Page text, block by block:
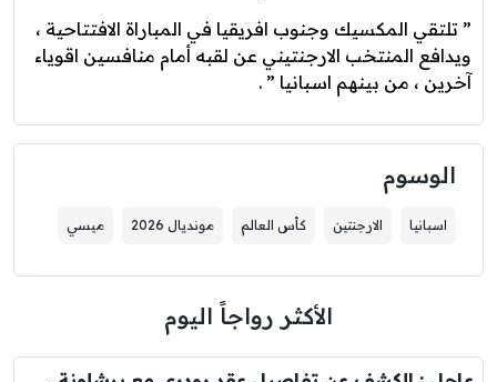
” تلتقي المكسيك وجنوب افريقيا في المباراة الافتتاحية ،
ويدافع المنتخب الارجنتيني عن لقبه أمام منافسين اقوياء
آخرين ، من بينهم اسبانيا ” .
الوسوم
اسبانيا الارجنتين كأس العالم مونديال 2026 ميسي
الأكثر رواجاً اليوم